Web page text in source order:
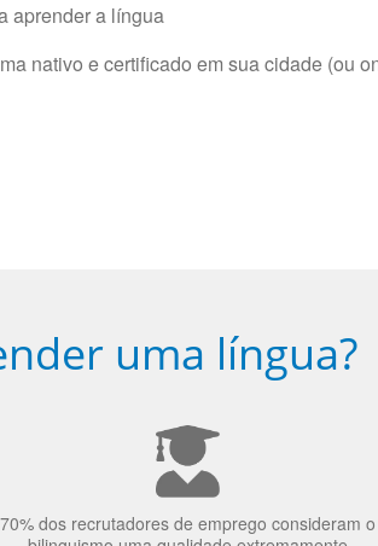
aprender a língua
nativo e certificado em sua cidade (ou
uma língua?
70% dos recrutadores de emprego consideram o